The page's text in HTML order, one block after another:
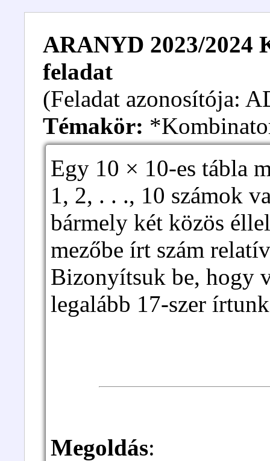
ARANYD 2023/2024
feladat
(Feladat azonosítója:
Témakör:
Egy 10 × 10-es tábla
1, 2, . . ., 10 számok
bármely két közös
mezőbe írt szám
Bizonyítsuk be, hogy
legalább 17-szer
Megoldás: